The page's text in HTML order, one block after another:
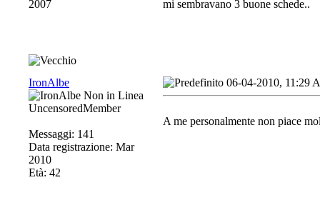
2007
mi sembravano 3 buone schede..
IronAlbe
UncensoredMember
Messaggi: 141
Data registrazione: Mar
2010
Età: 42
06-04-2010, 11:29
A me personalmente non piace